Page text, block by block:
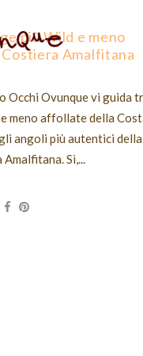
più Wild e meno
Amalfitana
Occhi Ovunque vi guida
meno affollate della
angoli più autentici della
Sì,...